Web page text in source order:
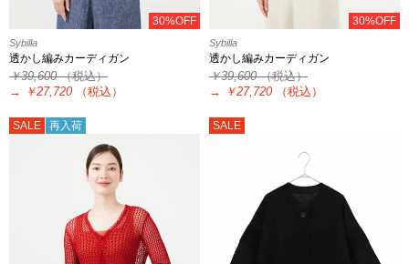
30%OFF
Sybilla
透かし編みカーディガン
￥39,600（税込）
→
￥27,720 （税込）
30%OFF
Sybilla
透かし編みカーディガン
￥39,600（税込）
→
￥27,720 （税込）
SALE 再入荷 SALE